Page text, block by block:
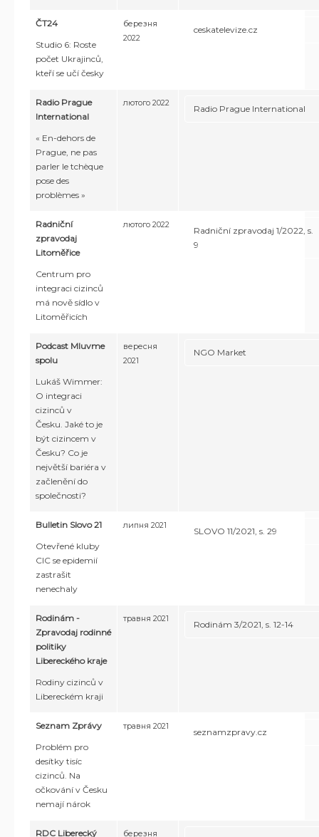
ČT24
Studio 6: Roste
počet Ukrajinců,
kteří se učí česky
березня
2022
ceskatelevize.cz
Radio Prague
International
« En-dehors de
Prague, ne pas
parler le tchèque
pose des
problèmes »
лютого 2022
Radio Prague International
Radniční
zpravodaj
Litoměřice
Centrum pro
integraci cizinců
má nově sídlo v
Litoměřicích
лютого 2022
Radniční zpravodaj 1/2022, s.
9
Podcast Mluvme
spolu
Lukáš Wimmer:
O integraci
cizinců v
Česku. Jaké to je
být cizincem v
Česku? Co je
největší bariéra v
začlenění do
společnosti?
вересня
2021
NGO Market
Bulletin Slovo 21
Otevřené kluby
CIC se epidemií
zastrašit
nenechaly
липня 2021
SLOVO 11/2021, s. 29
Rodinám -
Zpravodaj rodinné
politiky
Libereckého kraje
Rodiny cizinců v
Libereckém kraji
травня 2021
Rodinám 3/2021, s. 12-14
Seznam Zprávy
Problém pro
desítky tisíc
cizinců. Na
očkování v Česku
nemají nárok
травня 2021
seznamzpravy.cz
RDC Liberecký березня